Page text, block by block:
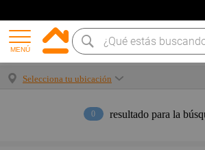
MENÚ
Selecciona tu ubicación
0 resultado para la